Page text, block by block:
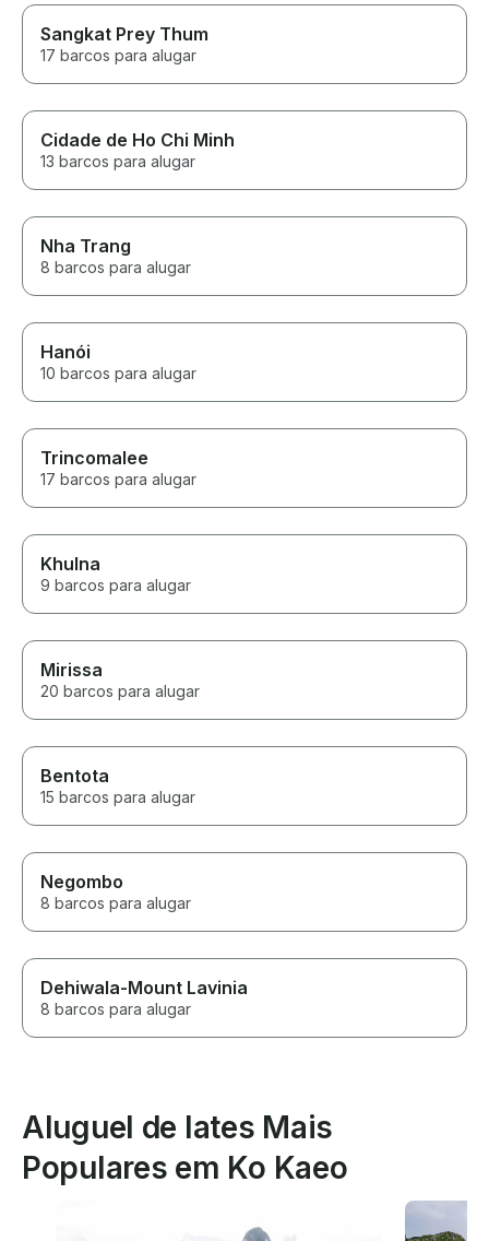
Sangkat Prey Thum
17 barcos para alugar
Cidade de Ho Chi Minh
13 barcos para alugar
Nha Trang
8 barcos para alugar
Hanói
10 barcos para alugar
Trincomalee
17 barcos para alugar
Khulna
9 barcos para alugar
Mirissa
20 barcos para alugar
Bentota
15 barcos para alugar
Negombo
8 barcos para alugar
Dehiwala-Mount Lavinia
8 barcos para alugar
Aluguel de Iates Mais
Populares em Ko Kaeo